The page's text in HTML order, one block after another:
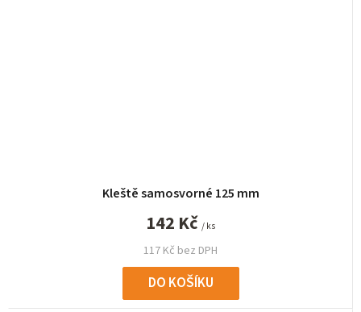
Kleště samosvorné 125 mm
117 Kč bez DPH
142 Kč / ks
DO KOŠÍKU